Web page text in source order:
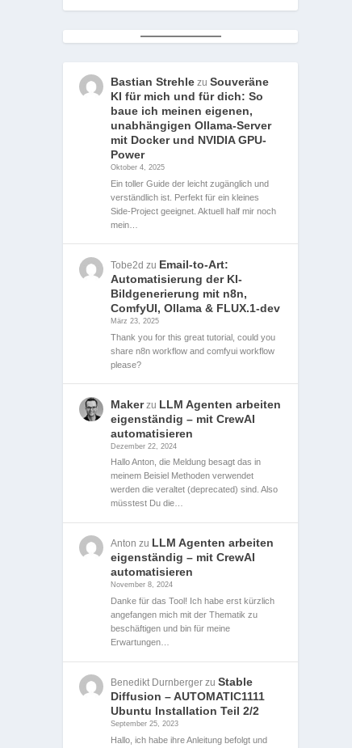
Bastian Strehle zuSouveräne
KI für mich und für dich: So
baue ich meinen eigenen,
unabhängigen Ollama-Server
mit Docker und NVIDIA GPU-
Power
Oktober 4, 2025
Ein toller Guide der leicht zugänglich und
verständlich ist. Perfekt für ein kleines
Side-Project geeignet. Aktuell half mir noch
mein…
Tobe2d zu Email-to-Art:
Automatisierung der KI-
Bildgenerierung mit n8n,
ComfyUI, Ollama & FLUX.1-dev
März 23, 2025
Thank you for this great tutorial, could you
share n8n workflow and comfyui workflow
please?
Makerzu LLM Agenten arbeiten
eigenständig – mit CrewAI
automatisieren
Dezember 22, 2024
Hallo Anton, die Meldung besagt das in
meinem Beisiel Methoden verwendet
werden die veraltet (deprecated) sind. Also
müsstest Du die…
Anton zu LLM Agenten arbeiten
eigenständig – mit CrewAI
automatisieren
November 8, 2024
Danke für das Tool! Ich habe erst kürzlich
angefangen mich mit der Thematik zu
beschäftigen und bin für meine
Erwartungen…
Benedikt Durnberger zuStable
Diffusion – AUTOMATIC1111
Ubuntu Installation Teil 2/2
September 25, 2023
Hallo, ich habe ihre Anleitung befolgt und